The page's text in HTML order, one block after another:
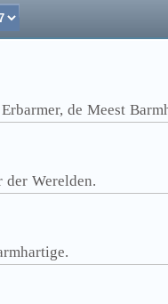
de Meest
Werelden.